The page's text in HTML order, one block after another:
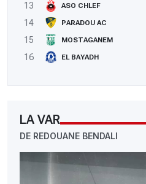
13
ASO CHLEF
14
PARADOU AC
15
MOSTAGANEM
16
EL BAYADH
LA VAR
DE REDOUANE BENDALI